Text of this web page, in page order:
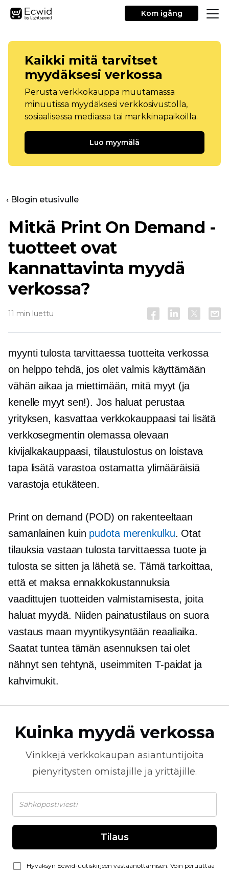
Kom igång
Kaikki mitä tarvitset
myydäksesi verkossa
Perusta verkkokauppa muutamassa
minuutissa myydäksesi verkkosivustolla,
sosiaalisessa mediassa tai markkinapaikoilla.
Luo myymälä
‹ Blogin etusivulle
Mitkä Print On Demand -
tuotteet ovat
kannattavinta myydä
verkossa?
11 min luettu
myyntitulosta tarvittaessa tuotteita verkossa
on helppo tehdä, jos olet valmis käyttämään
vähän aikaa ja miettimään, mitä myyt (ja
kenelle myyt sen!). Jos haluat perustaa
yrityksen, kasvattaa verkkokauppaasi tai lisätä
verkkosegmentin olemassa olevaan
kivijalkakauppaasi, tilaustulostus on loistava
tapa lisätä varastoa ostamatta ylimääräisiä
varastoja etukäteen.
Print on demand (POD) on rakenteeltaan
samanlainen kuin pudota merenkulku. Otat
tilauksia vastaantulosta tarvittaessa tuote ja
tulosta se sitten ja lähetä se. Tämä tarkoittaa,
että et maksa ennakkokustannuksia
vaadittujen tuotteiden valmistamisesta, joita
haluat myydä. Niiden painatustilaus on suora
vastaus maan myyntikysyntään reaaliaika.
Saatat tuntea tämän asennuksen tai olet
nähnyt sen tehtynä, useimmiten T-paidat ja
kahvimukit.
Kuinka myydä verkossa
Vinkkejä verkkokaupan asiantuntijoita
pienyritysten omistajille ja yrittäjille.
Tilaus
Hyväksyn Ecwid-uutiskirjeen vastaanottamisen. Voin peruuttaa